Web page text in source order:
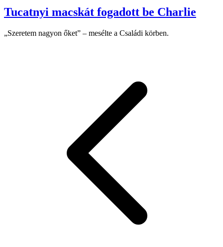
Tucatnyi macskát fogadott be Charlie
„Szeretem nagyon őket” – mesélte a Családi körben.